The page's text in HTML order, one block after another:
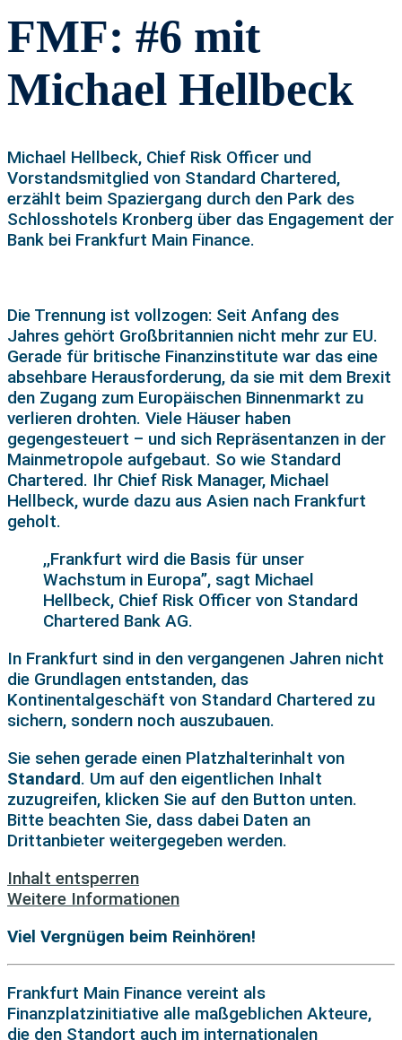
FMF: #6 mit
Michael Hellbeck
Michael Hellbeck, Chief Risk Officer und
Vorstandsmitglied von Standard Chartered,
erzählt beim Spaziergang durch den Park des
Schlosshotels Kronberg über das Engagement der
Bank bei Frankfurt Main Finance.
Die Trennung ist vollzogen: Seit Anfang des
Jahres gehört Großbritannien nicht mehr zur EU.
Gerade für britische Finanzinstitute war das eine
absehbare Herausforderung, da sie mit dem Brexit
den Zugang zum Europäischen Binnenmarkt zu
verlieren drohten. Viele Häuser haben
gegengesteuert – und sich Repräsentanzen in der
Mainmetropole aufgebaut. So wie Standard
Chartered. Ihr Chief Risk Manager, Michael
Hellbeck, wurde dazu aus Asien nach Frankfurt
geholt.
,,Frankfurt wird die Basis für unser
Wachstum in Europa”, sagt Michael
Hellbeck, Chief Risk Officer von Standard
Chartered Bank AG.
In Frankfurt sind in den vergangenen Jahren nicht
die Grundlagen entstanden, das
Kontinentalgeschäft von Standard Chartered zu
sichern, sondern noch auszubauen.
Sie sehen gerade einen Platzhalterinhalt von
Standard. Um auf den eigentlichen Inhalt
zuzugreifen, klicken Sie auf den Button unten.
Bitte beachten Sie, dass dabei Daten an
Drittanbieter weitergegeben werden.
Inhalt entsperren
Weitere Informationen
Viel Vergnügen beim Reinhören!
Frankfurt Main Finance vereint als
Finanzplatzinitiative alle maßgeblichen Akteure,
die den Standort auch im internationalen